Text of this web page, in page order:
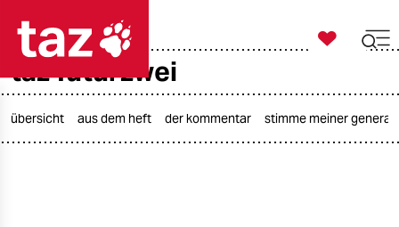
taz zahl ich

taz zahl ich
taz futurzwei
übersicht aus dem heft der kommentar stimme meiner